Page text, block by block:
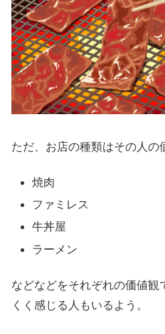
ただ、お店の種類はその人の
焼肉
ファミレス
牛丼屋
ラーメン
などなどをそれぞれの価値観
くく感じる人もいるよう。